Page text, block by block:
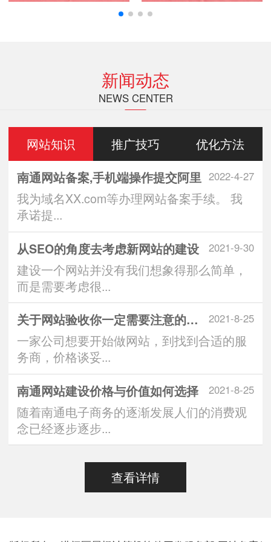
新闻动态
NEWS CENTER
网站知识 推广技巧 优化方法
2022-4-27
南通网站备案,手机端操作提交阿里
我为域名XX.com等办理网站备案手续。 我
承诺提...
2021-9-30
从SEO的角度去考虑新网站的建设
建设一个网站并没有我们想象得那么简单，
而是需要考虑很...
2021-8-25
关于网站验收你一定需要注意的问题
一家公司想要开始做网站，到找到合适的服
务商，价格谈妥...
2021-8-25
南通网站建设价格与价值如何选择
随着南通电子商务的逐渐发展人们的消费观
念已经逐步逐步...
查看详情